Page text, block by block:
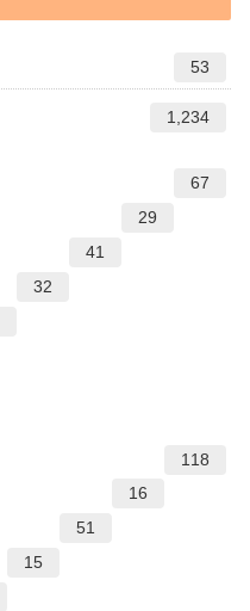
53
1,234
67
29
41
32
118
16
51
15